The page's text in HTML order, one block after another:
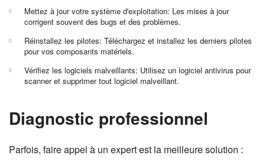
Mettez à jour votre système d'exploitation: Les mises à jour
corrigent souvent des bugs et des problèmes.
Réinstallez les pilotes: Téléchargez et installez les derniers pilotes
pour vos composants matériels.
Vérifiez les logiciels malveillants: Utilisez un logiciel antivirus pour
scanner et supprimer tout logiciel malveillant.
Diagnostic professionnel
Parfois, faire appel à un expert est la meilleure solution :